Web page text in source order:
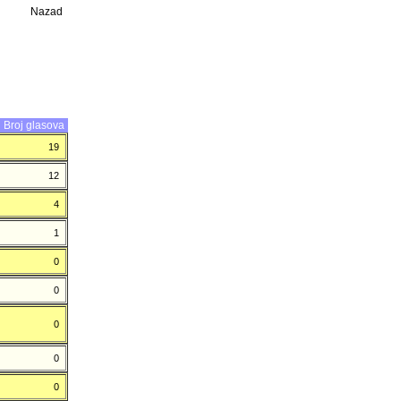
Nazad
Broj glasova
19
12
4
1
0
0
0
0
0